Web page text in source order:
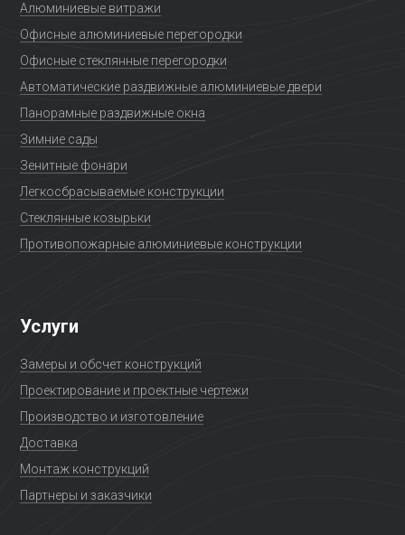
Алюминиевые витражи
Офисные алюминиевые перегородки
Офисные стеклянные перегородки
Автоматические раздвижные алюминиевые двери
Панорамные раздвижные окна
Зимние сады
Зенитные фонари
Легкосбрасываемые конструкции
Стеклянные козырьки
Противопожарные алюминиевые конструкции
Услуги
Замеры и обсчет конструкций
Проектирование и проектные чертежи
Производство и изготовление
Доставка
Монтаж конструкций
Партнеры и заказчики